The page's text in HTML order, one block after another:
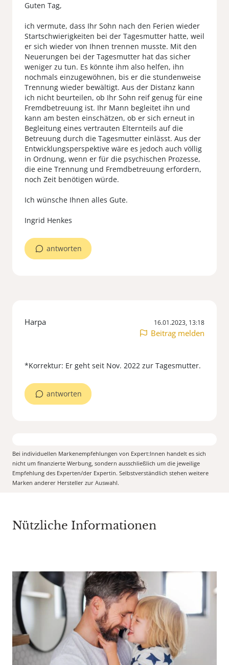
Guten Tag,
ich vermute, dass Ihr Sohn nach den Ferien wieder
Startschwierigkeiten bei der Tagesmutter hatte, weil
er sich wieder von Ihnen trennen musste. Mit den
Neuerungen bei der Tagesmutter hat das sicher
weniger zu tun. Es könnte ihm also helfen, ihn
nochmals einzugewöhnen, bis er die stundenweise
Trennung wieder bewältigt. Aus der Distanz kann
ich nicht beurteilen, ob Ihr Sohn reif genug für eine
Fremdbetreuung ist. Ihr Mann begleitet ihn und
kann am besten einschätzen, ob er sich erneut in
Begleitung eines vertrauten Elternteils auf die
Betreuung durch die Tagesmutter einlässt. Aus der
Entwicklungsperspektive wäre es jedoch auch völlig
in Ordnung, wenn er für die psychischen Prozesse,
die eine Trennung und Fremdbetreuung erfordern,
noch Zeit benötigen würde.
Ich wünsche Ihnen alles Gute.
antworten
Harpa 16.01.2023, 13:18
Beitrag melden
antworten
Bei individuellen Markenempfehlungen von Expert:Innen handelt es sich
nicht um finanzierte Werbung, sondern ausschließlich um die jeweilige
Empfehlung des Experten/der Expertin. Selbstverständlich stehen weitere
Marken anderer Hersteller zur Auswahl.
Nützliche Informationen